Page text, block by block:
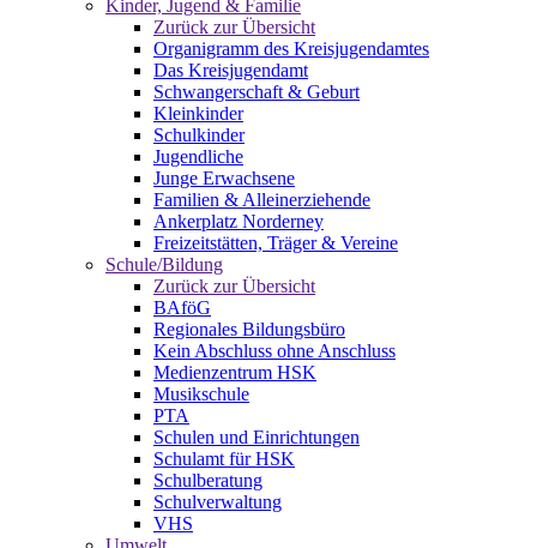
Kinder, Jugend & Familie
Zurück zur Übersicht
Organigramm des Kreisjugendamtes
Das Kreisjugendamt
Schwangerschaft & Geburt
Kleinkinder
Schulkinder
Jugendliche
Junge Erwachsene
Familien & Alleinerziehende
Ankerplatz Norderney
Freizeitstätten, Träger & Vereine
Schule/Bildung
Zurück zur Übersicht
BAföG
Regionales Bildungsbüro
Kein Abschluss ohne Anschluss
Medienzentrum HSK
Musikschule
PTA
Schulen und Einrichtungen
Schulamt für HSK
Schulberatung
Schulverwaltung
VHS